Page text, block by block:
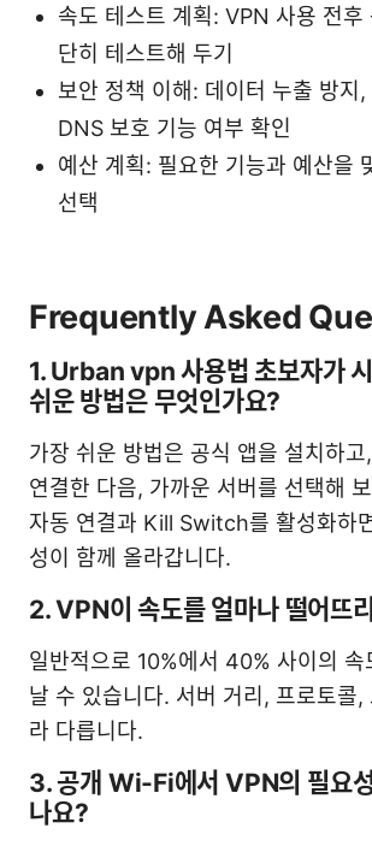
속도 테스트 계획: VPN 사용 전후
단히 테스트해 두기
보안 정책 이해: 데이터 누출 방
DNS 보호 기능 여부 확인
예산 계획: 필요한 기능과 예산을
선택
Frequently Asked
1. Urban vpn 사용법 초보자가
쉬운 방법은 무엇인가요?
가장 쉬운 방법은 공식 앱을 설치하
연결한 다음, 가까운 서버를 선택해
자동 연결과 Kill Switch를 활성화하
성이 함께 올라갑니다.
2. VPN이 속도를 얼마나 떨어뜨
일반적으로 10%에서 40% 사이의 속
날 수 있습니다. 서버 거리, 프로토콜,
라 다릅니다.
3. 공개 Wi-Fi에서 VPN의 필요
나요?